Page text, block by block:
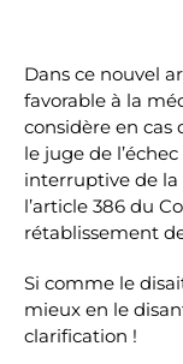
Dans ce nouvel
favorable à la
considère en
le juge de
interruptive de la
l’article 386 du
rétablissement
Si comme le
mieux en le
clarification !